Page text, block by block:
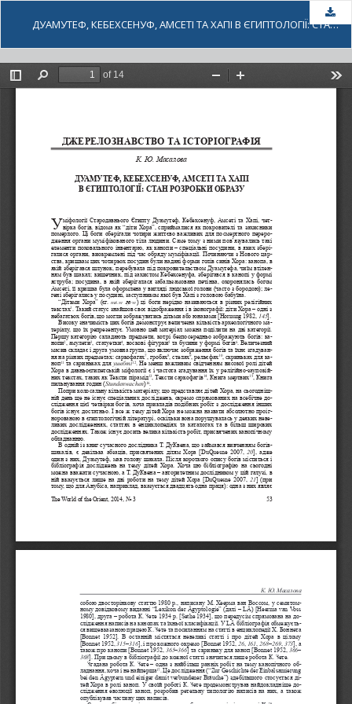
ДУАМУТЕФ, КЕБЕХСЕНУФ, АМСЕТІ ТА ХАПІ В ЄГИПТОЛОГІЇ: СТАН РОЗРОБКИ ОБРАЗУ